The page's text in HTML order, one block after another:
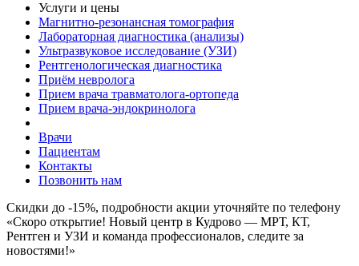
Услуги и цены
Магнитно-резонансная томография
Лабораторная диагностика (анализы)
Ультразвуковое исследование (УЗИ)
Рентгенологическая диагностика
Приём невролога
Прием врача травматолога-ортопеда
Прием врача-эндокринолога
Врачи
Пациентам
Контакты
Позвонить нам
Скидки до -15%, подробности акции уточняйте по телефону
«Скоро открытие! Новый центр в Кудрово — МРТ, КТ,
Рентген и УЗИ и команда профессионалов, следите за
новостями!»